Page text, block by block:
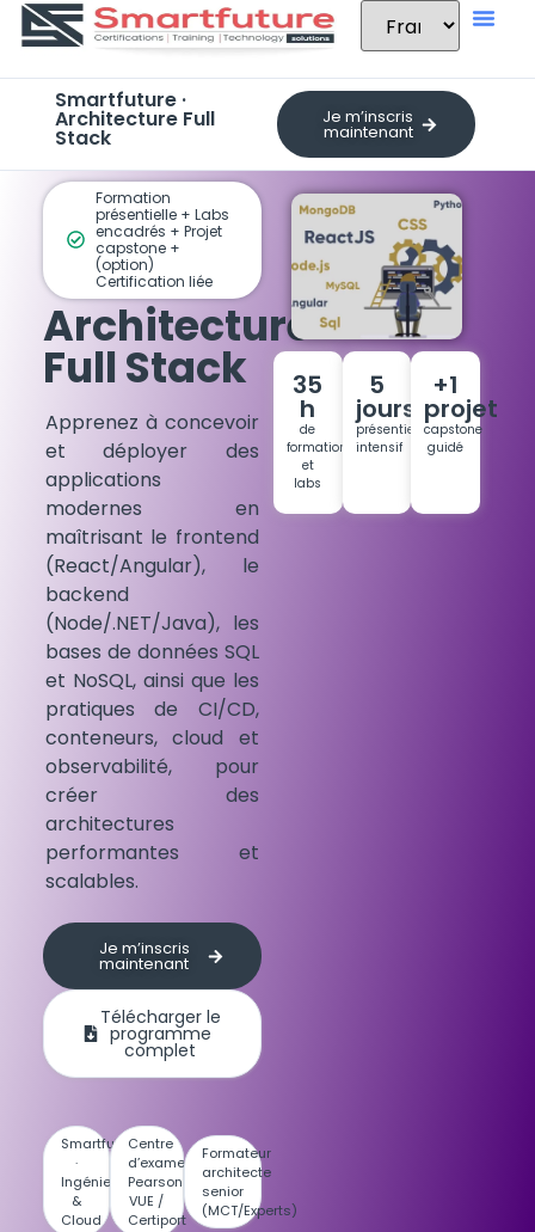
Smartfuture ·
Architecture Full
Stack
Je m’inscris
maintenant
Formation
présentielle + Labs
encadrés + Projet
capstone +
(option)
Certification liée
Architecture
Full Stack
Apprenez à concevoir
et déployer des
applications
modernes en
maîtrisant le frontend
(React/Angular), le
backend
(Node/.NET/Java), les
bases de données SQL
et NoSQL, ainsi que les
pratiques de CI/CD,
conteneurs, cloud et
observabilité, pour
créer des
architectures
performantes et
scalables.
Je m’inscris
maintenant
Télécharger le
programme
complet
Smartfuture
·
Ingénierie
&
Cloud
Centre
d’examen
Pearson
VUE /
Certiport
Formateur
architecte
senior
(MCT/Experts)
35
h
de
formation
et
labs
5
jours
présentiel
intensif
+1
projet
capstone
guidé